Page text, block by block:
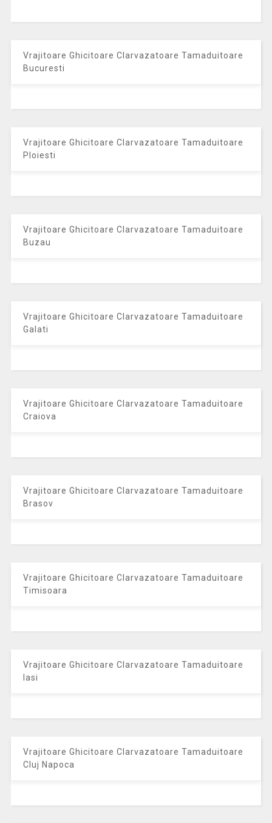
Vrajitoare Ghicitoare Clarvazatoare Tamaduitoare
Bucuresti
Vrajitoare Ghicitoare Clarvazatoare Tamaduitoare
Ploiesti
Vrajitoare Ghicitoare Clarvazatoare Tamaduitoare
Buzau
Vrajitoare Ghicitoare Clarvazatoare Tamaduitoare
Galati
Vrajitoare Ghicitoare Clarvazatoare Tamaduitoare
Craiova
Vrajitoare Ghicitoare Clarvazatoare Tamaduitoare
Brasov
Vrajitoare Ghicitoare Clarvazatoare Tamaduitoare
Timisoara
Vrajitoare Ghicitoare Clarvazatoare Tamaduitoare
Iasi
Vrajitoare Ghicitoare Clarvazatoare Tamaduitoare
Cluj Napoca